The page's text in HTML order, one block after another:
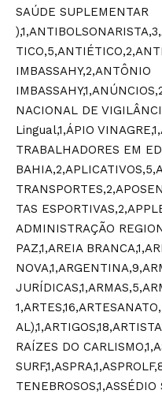
SAÚDE SUPLEMENTAR
IMBASSAHY,2,ANTÔNIO
NACIONAL DE
Lingual,1,ÁPIO
TRABALHADORES EM
TAS
ADMINISTRAÇÃO
PAZ,1,AREIA
RAÍZES DO